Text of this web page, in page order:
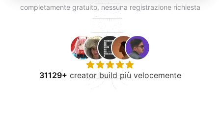
completamente gratuito, nessuna registrazione richiesta
31129+ creator build più velocemente